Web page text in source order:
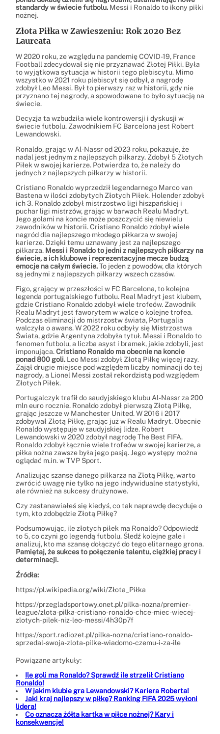
standardy w świecie futbolu. Messi i Ronaldo to ikony piłki
nożnej.
Złota Piłka w Zawieszeniu: Rok 2020 Bez
Laureata
W 2020 roku, ze względu na pandemię COVID-19, France
Football zdecydował się nie przyznawać Złotej Piłki. Była
to wyjątkowa sytuacja w historii tego plebiscytu. Mimo
wszystko w 2021 roku plebiscyt się odbył, a nagrodę
zdobył Leo Messi. Był to pierwszy raz w historii, gdy nie
przyznano tej nagrody, a spowodowane to było sytuacją na
świecie.
Decyzja ta wzbudziła wiele kontrowersji i dyskusji w
świecie futbolu. Zawodnikiem FC Barcelona jest Robert
Lewandowski.
Ronaldo, grając w Al-Nassr od 2023 roku, pokazuje, że
nadal jest jednym z najlepszych piłkarzy. Zdobył 5 Złotych
Piłek w swojej karierze. Potwierdza to, że należy do
jednych z najlepszych piłkarzy w historii.
Cristiano Ronaldo wyprzedził legendarnego Marco van
Bastena w ilości zdobytych Złotych Piłek. Holender zdobył
ich 3. Ronaldo zdobył mistrzostwo ligi hiszpańskiej i
puchar ligi mistrzów, grając w barwach Realu Madryt.
Jego golami na koncie może poszczycić się niewielu
zawodników w historii. Cristiano Ronaldo zdobył wiele
nagród dla najlepszego młodego piłkarza w swojej
karierze. Dzięki temu uznawany jest za najlepszego
piłkarza. Messi i Ronaldo to jedni z najlepszych piłkarzy na
świecie, a ich klubowe i reprezentacyjne mecze budzą
emocje na całym świecie.To jeden z powodów, dla których
są jednymi z najlepszych piłkarzy wszech czasów.
Figo, grający w przeszłości w FC Barcelona, to kolejna
legenda portugalskiego futbolu. Real Madryt jest klubem,
gdzie Cristiano Ronaldo zdobył wiele trofeów. Zawodnik
Realu Madryt jest faworytem w walce o kolejne trofea.
Podczas eliminacji do mistrzostw świata, Portugalia
walczyła o awans. W 2022 roku odbyły się Mistrzostwa
Świata, gdzie Argentyna zdobyła tytuł. Messi i Ronaldo to
fenomen futbolu, a liczba asyst i bramek, jakie zdobyli, jest
imponująca.Cristiano Ronaldo ma obecnie na koncie
ponad 800 goli. Leo Messi zdobył Złotą Piłkę więcej razy.
Zajął drugie miejsce pod względem liczby nominacji do tej
nagrody, a Lionel Messi został rekordzistą pod względem
Złotych Piłek.
Portugalczyk trafił do saudyjskiego klubu Al-Nassr za 200
mln euro rocznie. Ronaldo zdobył pierwszą Złotą Piłkę,
grając jeszcze w Manchester United. W 2016 i 2017
zdobywał Złotą Piłkę, grając już w Realu Madryt. Obecnie
Ronaldo występuje w saudyjskiej lidze. Robert
Lewandowski w 2020 zdobył nagrodę The Best FIFA.
Ronaldo zdobył łącznie wiele trofeów w swojej karierze, a
piłka nożna zawsze była jego pasją. Jego występy można
oglądać m.in. w TVP Sport.
Analizując szanse danego piłkarza na Złotą Piłkę, warto
zwrócić uwagę nie tylko na jego indywidualne statystyki,
ale również na sukcesy drużynowe.
Czy zastanawiałeś się kiedyś, co tak naprawdę decyduje o
tym, kto zdobędzie Złotą Piłkę?
Podsumowując, ile złotych piłek ma Ronaldo? Odpowiedź
to 5, co czyni go legendą futbolu. Śledź kolejne gale i
analizuj, kto ma szansę dołączyć do tego elitarnego grona.
Pamiętaj, że sukces to połączenie talentu, ciężkiej pracy i
determinacji.
Źródła:
https://pl.wikipedia.org/wiki/Złota_Piłka
https://przegladsportowy.onet.pl/pilka-nozna/premier-
league/zlota-pilka-cristiano-ronaldo-chce-miec-wiecej-
zlotych-pilek-niz-leo-messi/4h30p7f
https://sport.radiozet.pl/pilka-nozna/cristiano-ronaldo-
sprzedal-swoja-zlota-pilke-wiadomo-czemu-i-za-ile
Powiązane artykuły:
Ile goli ma Ronaldo? Sprawdź ile strzelił Cristiano
Ronaldo!
W jakim klubie gra Lewandowski? Kariera Roberta!
Jaki kraj najlepszy w piłkę? Ranking FIFA 2025 wyłoni
lidera!
Co oznacza żółta kartka w piłce nożnej? Kary i
konsekwencje!